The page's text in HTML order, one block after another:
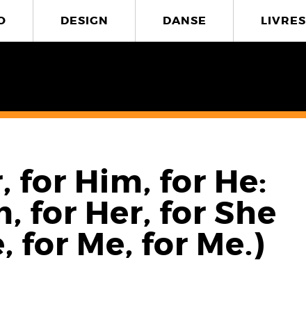
DESIGN DANSE LIVRES
for Him, for He:
for Her, for She
for Me, for Me.)